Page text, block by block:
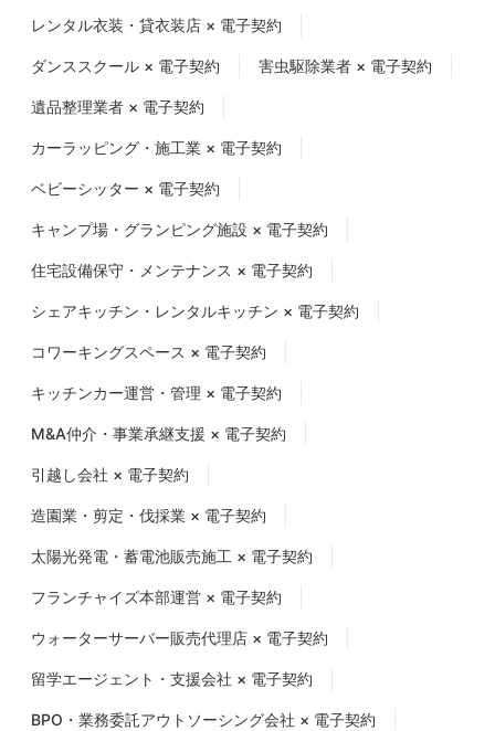
レンタル衣装・貸衣装店 × 電子契約
ダンススクール × 電子契約 害虫駆除業者 × 電子契約
遺品整理業者 × 電子契約
カーラッピング・施工業 × 電子契約
ベビーシッター × 電子契約
キャンプ場・グランピング施設 × 電子契約
住宅設備保守・メンテナンス × 電子契約
シェアキッチン・レンタルキッチン × 電子契約
コワーキングスペース × 電子契約
キッチンカー運営・管理 × 電子契約
M&A仲介・事業承継支援 × 電子契約
引越し会社 × 電子契約
造園業・剪定・伐採業 × 電子契約
太陽光発電・蓄電池販売施工 × 電子契約
フランチャイズ本部運営 × 電子契約
ウォーターサーバー販売代理店 × 電子契約
留学エージェント・支援会社 × 電子契約
BPO・業務委託アウトソーシング会社 × 電子契約